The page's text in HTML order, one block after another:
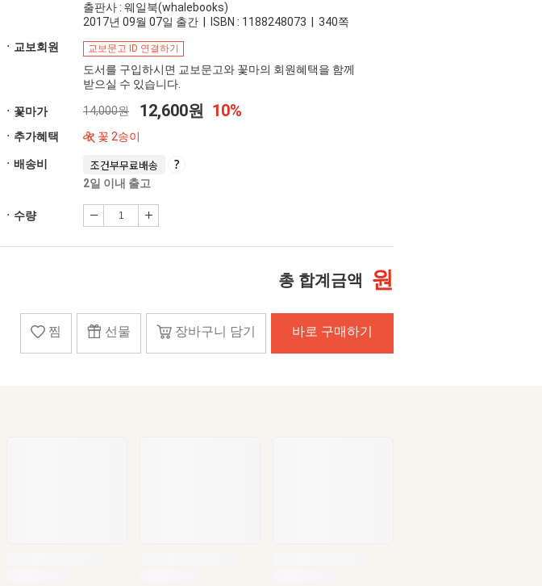
출판사 : 웨일북(whalebooks)
2017년 09월 07일 출간 | ISBN : 1188248073 | 340쪽
ㆍ교보회원
교보문고 ID 연결하기
도서를 구입하시면 교보문고와 꽃마의 회원혜택을 함께
받으실 수 있습니다.
ㆍ꽃마가 14,000원 12,600원 10%
ㆍ추가혜택 꽃 2송이
ㆍ배송비 조건부무료배송
2일 이내 출고
ㆍ수량
총 합계금액 원
찜 선물 장바구니 담기 바로 구매하기